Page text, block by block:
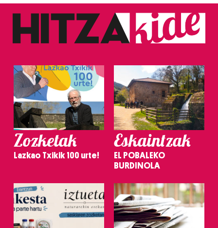
Zozketak
Lazkao Txikik 100 urte!
Eskaintzak
EL POBALEKO
BURDINOLA